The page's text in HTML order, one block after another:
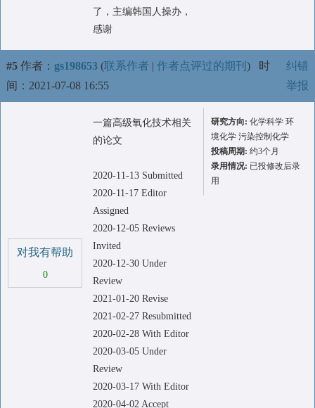
了，主编韩国人操办，
感谢
#5 作者： gs198653 (联系作者 | 作者点评过的期刊 ) 时
间：2021-07-08 16:55
纠错
举报
对我有帮助
0
一篇高级氧化技术相关
的论文
2020-11-13 Submitted
2020-11-17 Editor
Assigned
2020-12-05 Reviews
Invited
2020-12-30 Under
Review
2021-01-20 Revise
2021-02-27 Resubmitted
2020-02-28 With Editor
2020-03-05 Under
Review
2020-03-17 With Editor
2020-04-02 Accept
研究方向: 化学科学 环
境化学 污染控制化学
投稿周期: 约3个月
录用情况: 已投修改后录
用